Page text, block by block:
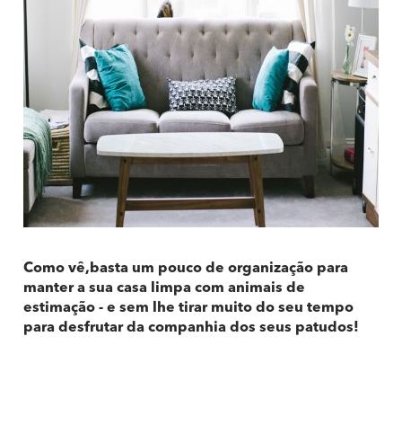
Como vê,basta um pouco de organização para
manter a sua casa limpa com animais de
estimação - e sem lhe tirar muito do seu tempo
para desfrutar da companhia dos seus patudos!